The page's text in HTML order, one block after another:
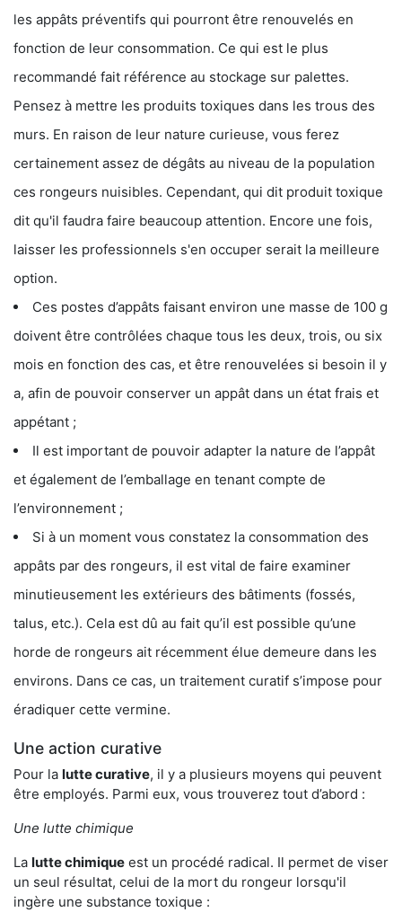
les appâts préventifs qui pourront être renouvelés en
fonction de leur consommation. Ce qui est le plus
recommandé fait référence au stockage sur palettes.
Pensez à mettre les produits toxiques dans les trous des
murs. En raison de leur nature curieuse, vous ferez
certainement assez de dégâts au niveau de la population
ces rongeurs nuisibles. Cependant, qui dit produit toxique
dit qu'il faudra faire beaucoup attention. Encore une fois,
laisser les professionnels s'en occuper serait la meilleure
option.
Ces postes d’appâts faisant environ une masse de 100 g
doivent être contrôlées chaque tous les deux, trois, ou six
mois en fonction des cas, et être renouvelées si besoin il y
a, afin de pouvoir conserver un appât dans un état frais et
appétant ;
Il est important de pouvoir adapter la nature de l’appât
et également de l’emballage en tenant compte de
l’environnement ;
Si à un moment vous constatez la consommation des
appâts par des rongeurs, il est vital de faire examiner
minutieusement les extérieurs des bâtiments (fossés,
talus, etc.). Cela est dû au fait qu’il est possible qu’une
horde de rongeurs ait récemment élue demeure dans les
environs. Dans ce cas, un traitement curatif s’impose pour
éradiquer cette vermine.
Une action curative
Pour la lutte curative, il y a plusieurs moyens qui peuvent
être employés. Parmi eux, vous trouverez tout d’abord :
Une lutte chimique
La lutte chimique est un procédé radical. Il permet de viser
un seul résultat, celui de la mort du rongeur lorsqu'il
ingère une substance toxique :